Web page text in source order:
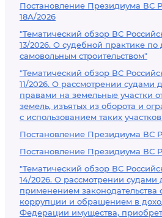
Постановление Президиума ВС
18А/2026
"Тематический обзор ВС
13/2026. О судебной практике
самовольным строительством"
"Тематический обзор ВС
11/2026. О рассмотрении судами
правами на земельные участки
земель, изъятых из оборота и
с использованием таких
Постановление Президиума ВС
Постановление Президиума ВС
"Тематический обзор ВС
14/2026. О рассмотрении судами
применением законодательства
коррупции и обращением в
Федерации имущества,